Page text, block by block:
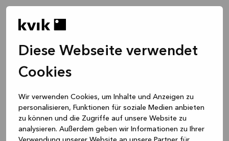
Diese Webseite verwendet
Cookies
Wir verwenden Cookies, um Inhalte und Anzeigen zu
personalisieren, Funktionen für soziale Medien anbieten
zu können und die Zugriffe auf unsere Website zu
analysieren. Außerdem geben wir Informationen zu Ihrer